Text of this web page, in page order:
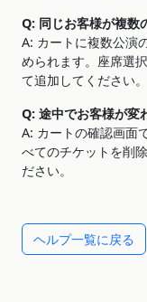
Q: 同じお客様が複数
A: カートに複数公演
められます。座席選
て追加してください。
Q: 途中でお客様が変
A: カートの確認画面
べてのチケットを削
ださい。
ヘルプ一覧に戻る